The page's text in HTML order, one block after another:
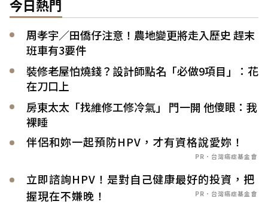
今日熱門
周孝宇／田僑仔注意！農地變更將走入歷史 趕末
班車有3要件
裝修老屋怕燒錢？設計師點名「必做9項目」：花
在刀口上
房東太太「找維修工修冷氣」 門一開 他傻眼：我
裸睡
伴侶和妳一起預防HPV，才有資格說愛妳！
PR．台灣癌症基金會
立即諮詢HPV！是對自己健康最好的投資，把
握現在不嫌晚！
PR．台灣癌症基金會